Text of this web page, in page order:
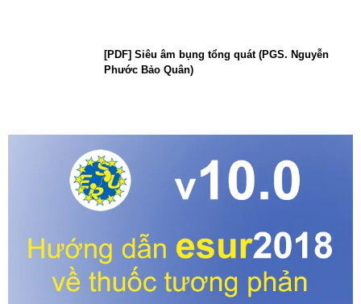
[PDF] Siêu âm bụng tổng quát (PGS. Nguyễn
Phước Bảo Quân)